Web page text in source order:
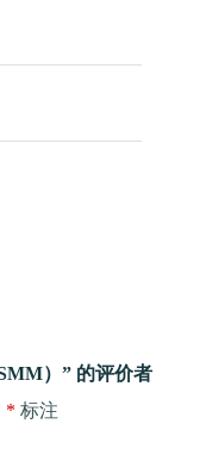
）” 的评价者
* 标注